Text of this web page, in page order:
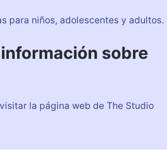
para niños, adolescentes y adultos.
sobre
la página web de The Studio